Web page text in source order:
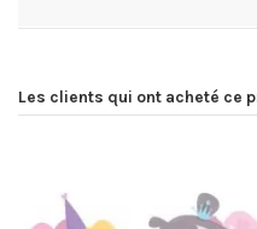
Les clients qui ont acheté ce